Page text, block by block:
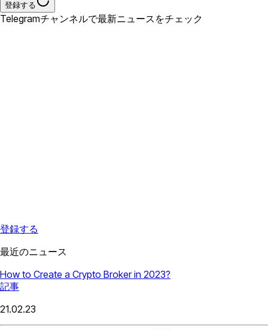
登録する
Telegramチャンネルで最新ニュースをチェック
登録する
最近のニュース
How to Create a Crypto Broker in 2023?
記事
21.02.23